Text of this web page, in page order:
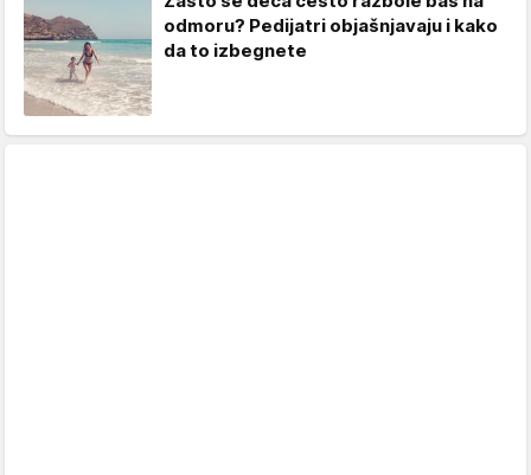
odmoru? Pedijatri objašnjavaju i kako
da to izbegnete